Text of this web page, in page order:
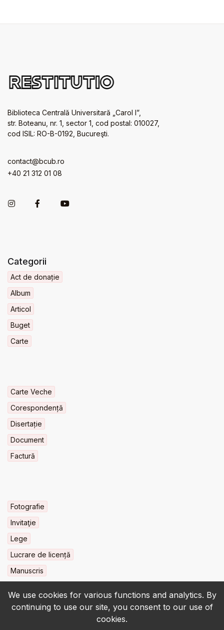
We use cookies for various functions and analytics. By
continuing to use our site, you consent to our use of
cookies.
Biblioteca Centrală Universitară „Carol I”,
str. Boteanu, nr. 1, sector 1, cod postal: 010027,
cod ISIL: RO-B-0192, Bucureşti.
contact@bcub.ro
+40 21 312 01 08
Categorii
Act de donație
Album
Articol
Buget
Carte
Carte Veche
Corespondență
Disertație
Document
Factură
Fotografie
Invitaţie
Lege
Lucrare de licență
Manuscris